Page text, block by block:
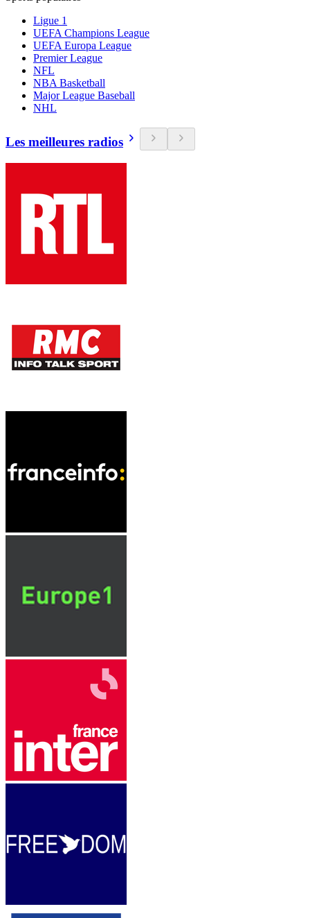
Ligue 1
UEFA Champions League
UEFA Europa League
Premier League
NFL
NBA Basketball
Major League Baseball
NHL
Les meilleures radios